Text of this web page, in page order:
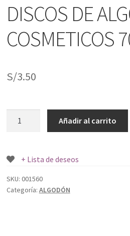
DISCOS DE
COSMETICOS
S/3.50
70
UND.
cantidad
Añadir al carrito
+ Lista de deseos
SKU: 001560
Categoría: ALGODÓN